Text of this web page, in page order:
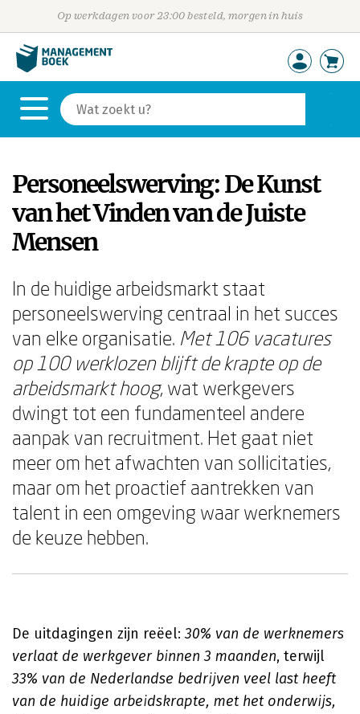
Op werkdagen voor 23:00 besteld, morgen in huis
Personeelswerving: De Kunst
van het Vinden van de Juiste
Mensen
In de huidige arbeidsmarkt staat
personeelswerving centraal in het succes
van elke organisatie. Met 106 vacatures
op 100 werklozen blijft de krapte op de
arbeidsmarkt hoog, wat werkgevers
dwingt tot een fundamenteel andere
aanpak van recruitment. Het gaat niet
meer om het afwachten van sollicitaties,
maar om het proactief aantrekken van
talent in een omgeving waar werknemers
de keuze hebben.
De uitdagingen zijn reëel:30% van de werknemers
verlaat de werkgever binnen 3 maanden, terwijl
33% van de Nederlandse bedrijven veel last heeft
van de huidige arbeidskrapte, met het onderwijs,